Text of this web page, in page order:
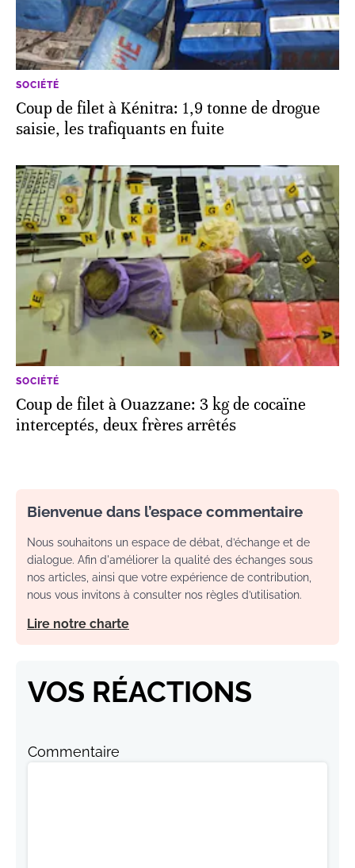
SOCIÉTÉ
Coup de filet à Kénitra: 1,9 tonne de drogue
saisie, les trafiquants en fuite
SOCIÉTÉ
Coup de filet à Ouazzane: 3 kg de cocaïne
interceptés, deux frères arrêtés
Bienvenue dans l’espace commentaire
Nous souhaitons un espace de débat, d’échange et de
dialogue. Afin d'améliorer la qualité des échanges sous
nos articles, ainsi que votre expérience de contribution,
nous vous invitons à consulter nos règles d’utilisation.
Lire notre charte
VOS RÉACTIONS
Commentaire